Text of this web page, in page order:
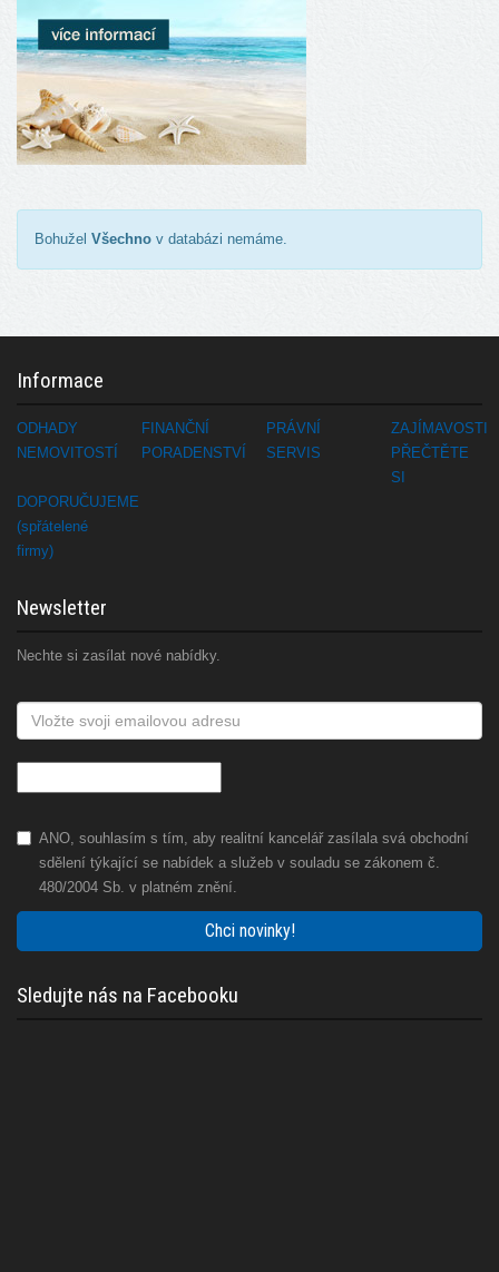
Bohužel Všechno v databázi nemáme.
Informace
ODHADY
NEMOVITOSTÍ
FINANČNÍ
PORADENSTVÍ
PRÁVNÍ
SERVIS
ZAJÍMAVOSTI
PŘEČTĚTE
SI
DOPORUČUJEME
(spřátelené
firmy)
Newsletter
Nechte si zasílat nové nabídky.
ANO, souhlasím s tím, aby realitní kancelář zasílala svá obchodní
sdělení týkající se nabídek a služeb v souladu se zákonem č.
480/2004 Sb. v platném znění.
Chci novinky!
Sledujte nás na Facebooku